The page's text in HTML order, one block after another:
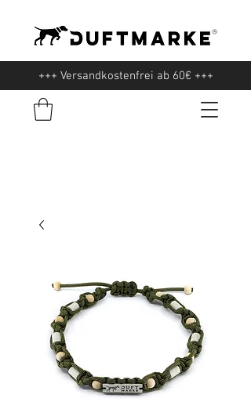
+++ Versandkostenfrei ab 60€ +++